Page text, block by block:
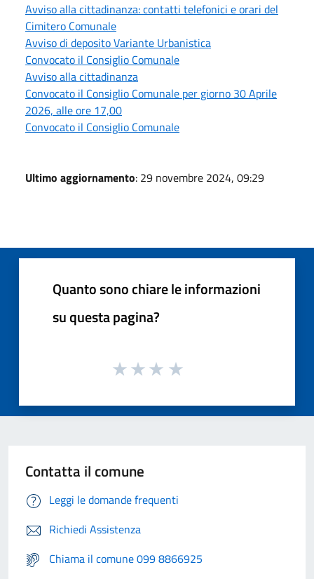
Avviso alla cittadinanza: contatti telefonici e orari del
Cimitero Comunale
Avviso di deposito Variante Urbanistica
Convocato il Consiglio Comunale
Avviso alla cittadinanza
Convocato il Consiglio Comunale per giorno 30 Aprile
2026, alle ore 17,00
Convocato il Consiglio Comunale
Ultimo aggiornamento: 29 novembre 2024, 09:29
Quanto sono chiare le informazioni
su questa pagina?
Contatta il comune
Leggi le domande frequenti
Richiedi Assistenza
Chiama il comune 099 8866925